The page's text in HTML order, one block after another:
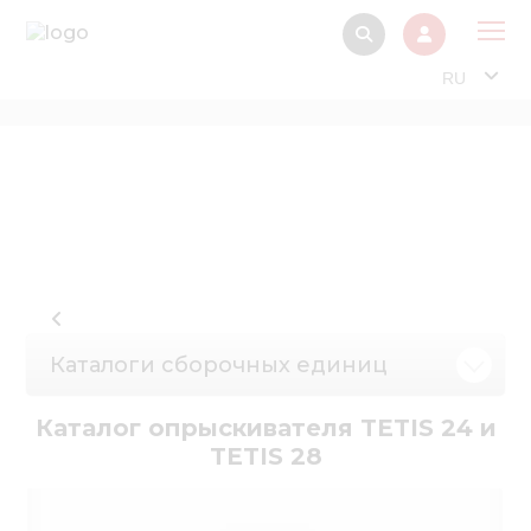
RU
Каталоги сборочных единиц
Каталог опрыскивателя TETIS 24 и
TETIS 28